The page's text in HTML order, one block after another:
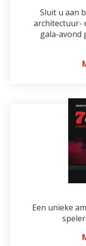
Sluit u aan
architectuur-
gala-avond
Een unieke